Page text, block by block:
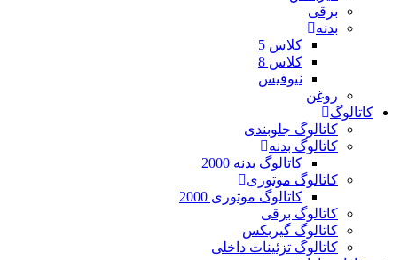
برقی
بدنه
کلاس 5
کلاس 8
نیوفیس
روغن
کاتالوگ
کاتالوگ جلوبندی
کاتالوگ بدنه
کاتالوگ بدنه 2000
کاتالوگ موتوری
کاتالوگ موتوری 2000
کاتالوگ برقی
کاتالوگ گیربکس
کاتالوگ تزئینات داخلی